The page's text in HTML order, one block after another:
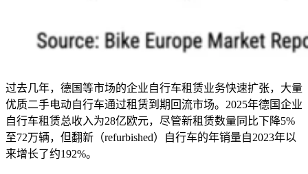
过去几年，德国等市场的企业自行车租赁业务快速扩张，大量
优质二手电动自行车通过租赁到期回流市场。2025年德国企业
自行车租赁总收入为28亿欧元，尽管新租赁数量同比下降5%
至72万辆，但翻新（refurbished）自行车的年销量自2023年以
来增长了约192%。